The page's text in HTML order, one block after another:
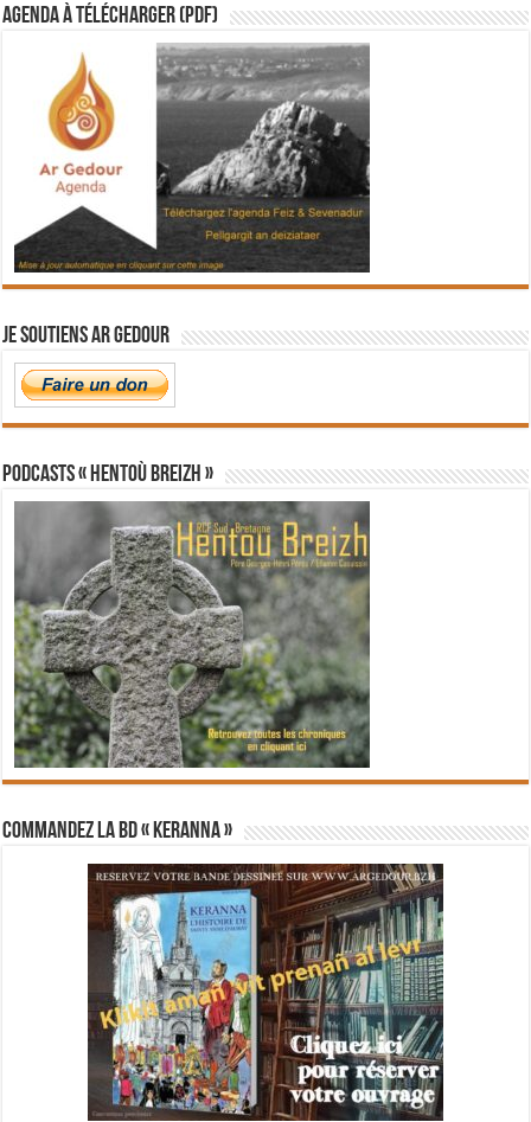
Agenda à télécharger (PDF)
Je soutiens Ar Gedour
PODCASTS « Hentoù Breizh »
Commandez la BD « Keranna »